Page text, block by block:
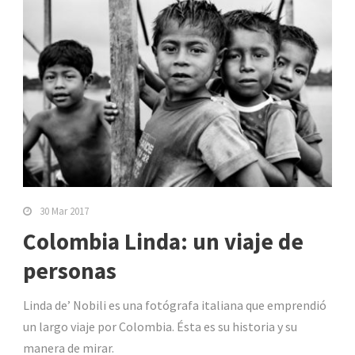
30 Mar 2017
Colombia Linda: un viaje de
personas
Linda de’ Nobili es una fotógrafa italiana que emprendió
un largo viaje por Colombia. Ésta es su historia y su
manera de mirar.